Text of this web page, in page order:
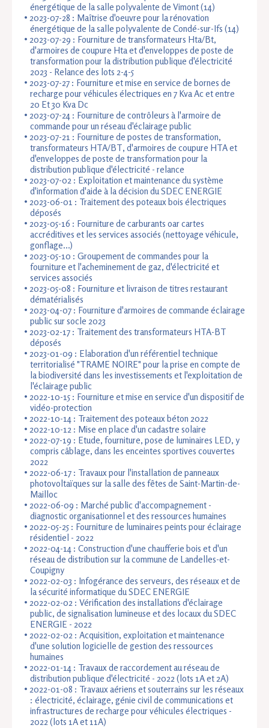
énergétique de la salle polyvalente de Vimont (14)
2023-07-28 : Maîtrise d'oeuvre pour la rénovation
énergétique de la salle polyvalente de Condé-sur-Ifs (14)
2023-07-29 : Fourniture de transformateurs Hta/Bt,
d'armoires de coupure Hta et d'enveloppes de poste de
transformation pour la distribution publique d'électricité
2023 - Relance des lots 2-4-5
2023-07-27 : Fourniture et mise en service de bornes de
recharge pour véhicules électriques en 7 Kva Ac et entre
20 Et 30 Kva Dc
2023-07-24 : Fourniture de contrôleurs à l'armoire de
commande pour un réseau d'éclairage public
2023-07-21 : Fourniture de postes de transformation,
transformateurs HTA/BT, d'armoires de coupure HTA et
d'enveloppes de poste de transformation pour la
distribution publique d'électricité - relance
2023-07-02 : Exploitation et maintenance du système
d'information d'aide à la décision du SDEC ENERGIE
2023-06-01 : Traitement des poteaux bois électriques
déposés
2023-05-16 : Fourniture de carburants oar cartes
accréditives et les services associés (nettoyage véhicule,
gonflage...)
2023-05-10 : Groupement de commandes pour la
fourniture et l'acheminement de gaz, d'électricité et
services associés
2023-05-08 : Fourniture et livraison de titres restaurant
dématérialisés
2023-04-07 : Fourniture d'armoires de commande éclairage
public sur socle 2023
2023-02-17 : Traitement des transformateurs HTA-BT
déposés
2023-01-09 : Elaboration d'un référentiel technique
territorialisé "TRAME NOIRE" pour la prise en compte de
la biodiversité dans les investissements et l'exploitation de
l'éclairage public
2022-10-15 : Fourniture et mise en service d'un dispositif de
vidéo-protection
2022-10-14 : Traitement des poteaux béton 2022
2022-10-12 : Mise en place d'un cadastre solaire
2022-07-19 : Etude, fourniture, pose de luminaires LED, y
compris câblage, dans les enceintes sportives couvertes
2022
2022-06-17 : Travaux pour l'installation de panneaux
photovoltaïques sur la salle des fêtes de Saint-Martin-de-
Mailloc
2022-06-09 : Marché public d'accompagnement -
diagnostic organisationnel et des ressources humaines
2022-05-25 : Fourniture de luminaires peints pour éclairage
résidentiel - 2022
2022-04-14 : Construction d'une chaufferie bois et d'un
réseau de distribution sur la commune de Landelles-et-
Coupigny
2022-02-03 : Infogérance des serveurs, des réseaux et de
la sécurité informatique du SDEC ENERGIE
2022-02-02 : Vérification des installations d'éclairage
public, de signalisation lumineuse et des locaux du SDEC
ENERGIE - 2022
2022-02-02 : Acquisition, exploitation et maintenance
d'une solution logicielle de gestion des ressources
humaines
2022-01-14 : Travaux de raccordement au réseau de
distribution publique d'électricité - 2022 (lots 1A et 2A)
2022-01-08 : Travaux aériens et souterrains sur les réseaux
: électricité, éclairage, génie civil de communications et
infrastructures de recharge pour véhicules électriques -
2022 (lots 1A et 11A)